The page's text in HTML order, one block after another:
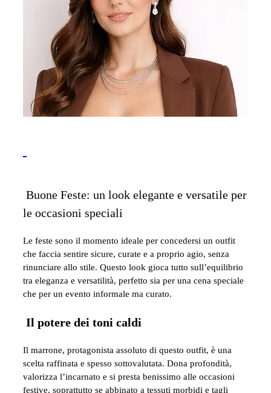
Buone Feste: un look elegante e versatile per
le occasioni speciali
Le feste sono il momento ideale per concedersi un outfit
che faccia sentire sicure, curate e a proprio agio, senza
rinunciare allo stile. Questo look gioca tutto sull’equilibrio
tra eleganza e versatilità, perfetto sia per una cena speciale
che per un evento informale ma curato.
Il potere dei toni caldi
Il marrone, protagonista assoluto di questo outfit, è una
scelta raffinata e spesso sottovalutata. Dona profondità,
valorizza l’incarnato e si presta benissimo alle occasioni
festive, soprattutto se abbinato a tessuti morbidi e tagli